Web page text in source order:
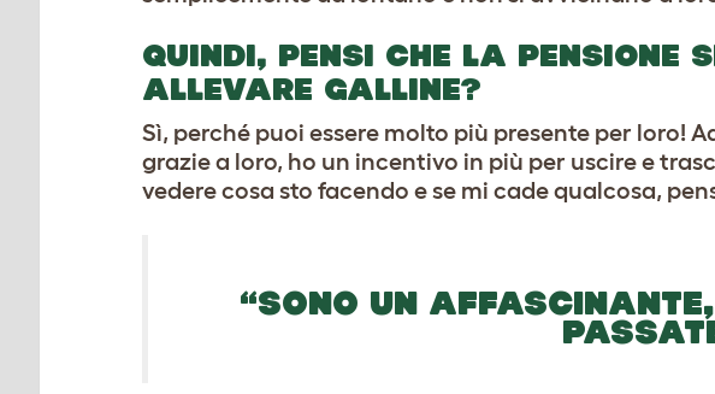
QUINDI, PENSI CHE LA PENSIONE
ALLEVARE GALLINE?
Sì, perché puoi essere molto più presente per loro!
grazie a loro, ho un incentivo in più per uscire e
vedere cosa sto facendo e se mi cade qualcosa,
“SONO UN